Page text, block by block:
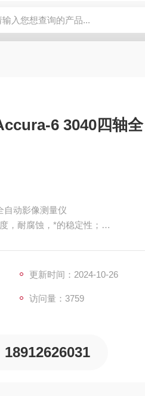
色差仪操作说明 三丰电子数显高
6 3040四轴
自动影像测量仪
，耐腐蚀，*的稳定性；
更新时间：2024-10-26
访问量：3759
18912626031